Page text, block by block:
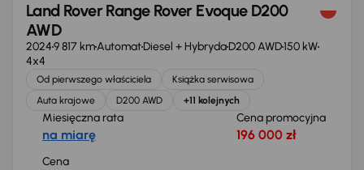
Land Rover Range Rover Evoque D200
AWD
20249 817 kmAutomatDiesel + HybrydaD200 AWD150 kW
4x4
Od pierwszego właściciela
Książka serwisowa
Auta krajowe
D200 AWD +11 kolejnych
Miesięczna rata
na miarę
Cena promocyjna
196 000 zł
Cena